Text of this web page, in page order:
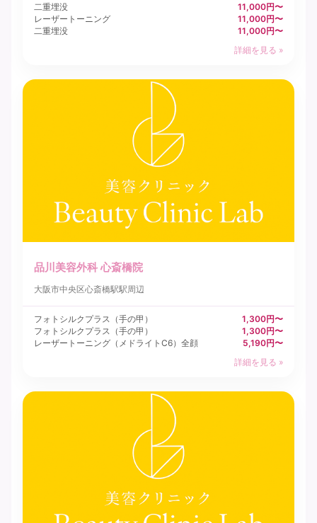
二重埋没
11,000円〜
レーザートーニング
11,000円〜
二重埋没
11,000円〜
詳細を見る »
品川美容外科 心斎橋院
大阪市中央区心斎橋駅駅周辺
フォトシルクプラス（手の甲）
1,300円〜
フォトシルクプラス（手の甲）
1,300円〜
レーザートーニング（メドライトC6）全顔
5,190円〜
詳細を見る »